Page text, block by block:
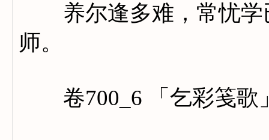
养尔逢多难，常忧学
师。
卷700_6 「乞彩笺歌